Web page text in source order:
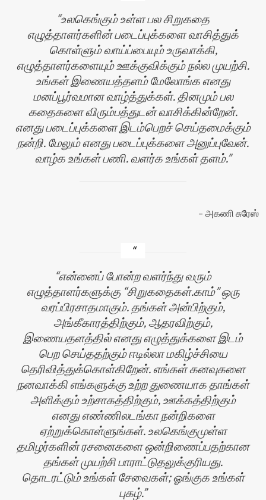
உலகெங்கும் உள்ள பல சிறுகதை
எழுத்தாளர்களின் படைப்புக்களை வாசித்துக்
கொள்ளும் வாய்ப்பையும் உருவாக்கி,
எழுத்தாளர்களையும் ஊக்குவிக்கும் நல்ல முயற்சி.
உங்கள் இணையத்தளம் மேலோங்க எனது
மனப்பூர்வமான வாழ்த்துக்கள். தினமும் பல
கதைகளை விரும்பத்துடன் வாசிக்கின்றேன்.
எனது படைப்புக்களை இடம்பெறச் செய்தமைக்கும்
நன்றி. மேலும் எனது படைப்புக்களை அனுப்புவேன்.
வாழ்க உங்கள் பணி. வளர்க உங்கள் தளம்.
அகணி சுரேஸ்
என்னைப் போன்ற வளர்ந்து வரும்
எழுத்தாளர்களுக்கு “சிறுகதைகள்.காம்” ஒரு
வரப்பிரசாதமாகும். தங்கள் அன்பிற்கும்,
அங்கீகாரத்திற்கும், ஆதரவிற்கும்,
இணையதளத்தில் எனது எழுத்துக்களை இடம்
பெற செய்ததற்கும் ஈடில்லா மகிழ்ச்சியை
தெரிவித்துக்கொள்கிறேன். எங்கள் கனவுகளை
நனவாக்கி எங்களுக்கு உற்ற துணையாக தாங்கள்
அளிக்கும் உற்சாகத்திற்கும், ஊக்கத்திற்கும்
எனது எண்ணிலடங்கா நன்றிகளை
ஏற்றுக்கொள்ளுங்கள். உலகெங்குமுள்ள
தமிழர்களின் ரசனைகளை ஒன்றிணைப்பதற்கான
தங்கள் முயற்சி பாராட்டுதலுக்குரியது.
தொடரட்டும் உங்கள் சேவைகள்; ஓங்குக உங்கள்
புகழ்.